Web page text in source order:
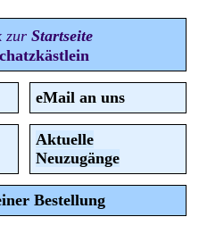
zur Startseite
eMail an uns
Aktuelle
Neuzugänge
Bestellung